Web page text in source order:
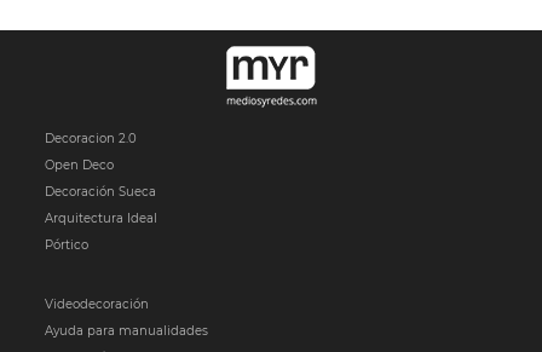
Decoracion 2.0
Open Deco
Decoración Sueca
Arquitectura Ideal
Pórtico
Videodecoración
Ayuda para manualidades